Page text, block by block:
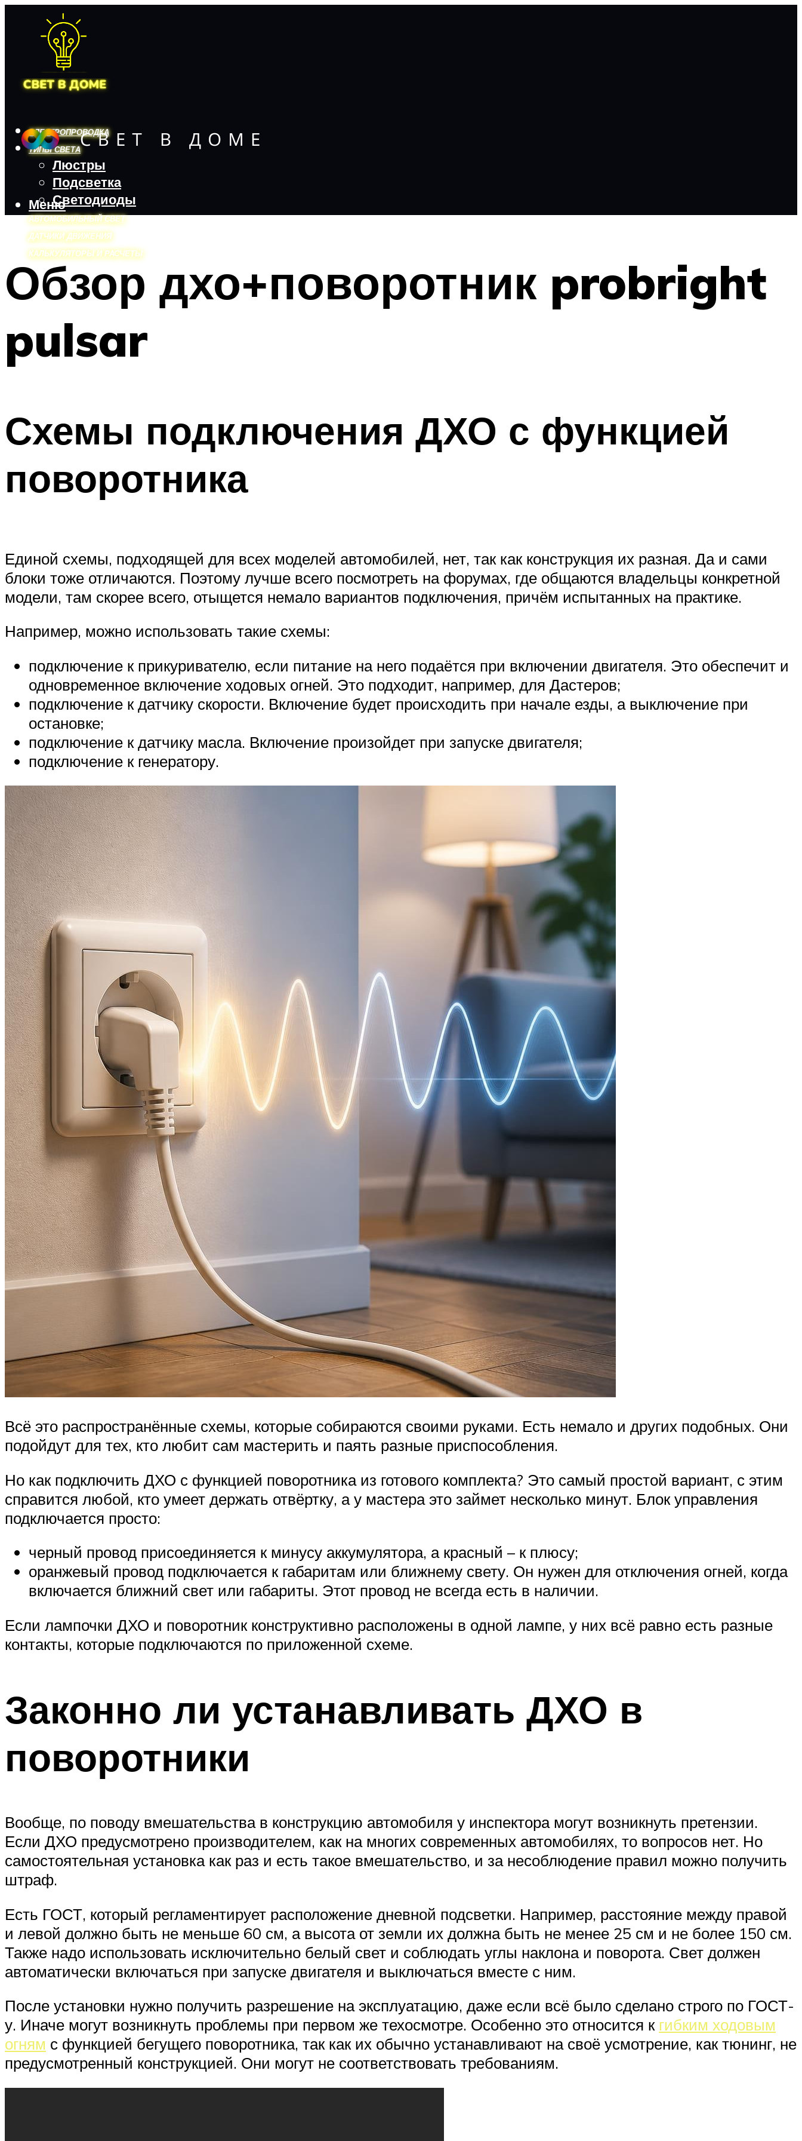
ЭЛЕКТРОПРОВОДКА
ТИПЫ СВЕТА
Люстры
Подсветка
Светодиоды
АВТОМОБИЛЬНЫЙ СВЕТ
ДАТЧИКИ ДВИЖЕНИЯ
КАЛЬКУЛЯТОРЫ И РАСЧЕТЫ
Меню
Меню
Обзор дхо+поворотник probright
pulsar
Схемы подключения ДХО с функцией
поворотника
Единой схемы, подходящей для всех моделей автомобилей, нет, так как конструкция их разная. Да и сами
блоки тоже отличаются. Поэтому лучше всего посмотреть на форумах, где общаются владельцы конкретной
модели, там скорее всего, отыщется немало вариантов подключения, причём испытанных на практике.
Например, можно использовать такие схемы:
подключение к прикуривателю, если питание на него подаётся при включении двигателя. Это обеспечит и
одновременное включение ходовых огней. Это подходит, например, для Дастеров;
подключение к датчику скорости. Включение будет происходить при начале езды, а выключение при
остановке;
подключение к датчику масла. Включение произойдет при запуске двигателя;
подключение к генератору.
Всё это распространённые схемы, которые собираются своими руками. Есть немало и других подобных. Они
подойдут для тех, кто любит сам мастерить и паять разные приспособления.
Но как подключить ДХО с функцией поворотника из готового комплекта? Это самый простой вариант, с этим
справится любой, кто умеет держать отвёртку, а у мастера это займет несколько минут. Блок управления
подключается просто:
черный провод присоединяется к минусу аккумулятора, а красный – к плюсу;
оранжевый провод подключается к габаритам или ближнему свету. Он нужен для отключения огней, когда
включается ближний свет или габариты. Этот провод не всегда есть в наличии.
Если лампочки ДХО и поворотник конструктивно расположены в одной лампе, у них всё равно есть разные
контакты, которые подключаются по приложенной схеме.
Законно ли устанавливать ДХО в
поворотники
Вообще, по поводу вмешательства в конструкцию автомобиля у инспектора могут возникнуть претензии.
Если ДХО предусмотрено производителем, как на многих современных автомобилях, то вопросов нет. Но
самостоятельная установка как раз и есть такое вмешательство, и за несоблюдение правил можно получить
штраф.
Есть ГОСТ, который регламентирует расположение дневной подсветки. Например, расстояние между правой
и левой должно быть не меньше 60 см, а высота от земли их должна быть не менее 25 см и не более 150 см.
Также надо использовать исключительно белый свет и соблюдать углы наклона и поворота. Свет должен
автоматически включаться при запуске двигателя и выключаться вместе с ним.
После установки нужно получить разрешение на эксплуатацию, даже если всё было сделано строго по ГОСТ-
у. Иначе могут возникнуть проблемы при первом же техосмотре. Особенно это относится к гибким ходовым
огням с функцией бегущего поворотника, так как их обычно устанавливают на своё усмотрение, как тюнинг, не
предусмотренный конструкцией. Они могут не соответствовать требованиям.